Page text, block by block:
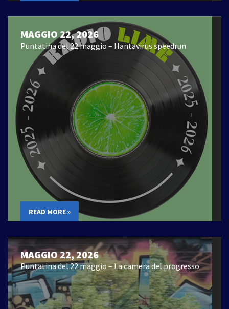
MAGGIO 22, 2026
Puntatina del 22 maggio – Hantavirus speedrun
READ MORE »
MAGGIO 22, 2026
Puntatina del 22 maggio – La camera del progresso